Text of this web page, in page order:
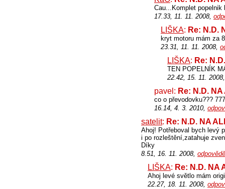
Cau...Komplet
17.33, 11. 11. 2008,
LIŠKA: Re: N.D.
kryt motoru mám za
23.31, 11. 11. 2008,
LIŠKA: Re:
TEN POPELNÍK
22.42, 15. 11.
pavel: Re: N.D.
co o převodovku???
16.14, 4. 3. 2010,
satelit: Re: N.D. NA
Ahoj! Potřeboval bych levý
i po rozleštění,zatahuje
Díky
8.51, 16. 11. 2008,
LIŠKA: Re: N.D. NA
Ahoj levé světlo mám
22.27, 18. 11. 2008,